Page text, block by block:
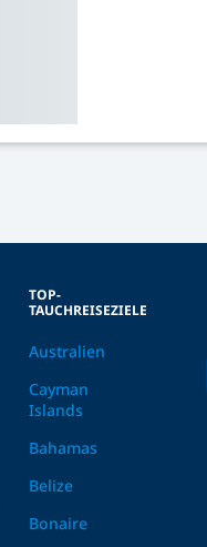
TOP-
TAUCHREISEZIELE
Australien
Cayman
Islands
Bahamas
Belize
Bonaire